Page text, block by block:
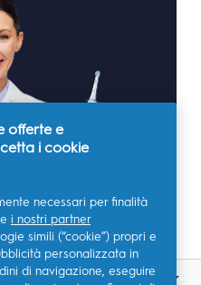
offerte e
i cookie
necessari per finalità
i nostri partner
simili (“cookie”) propri e
personalizzata in
di navigazione, eseguire